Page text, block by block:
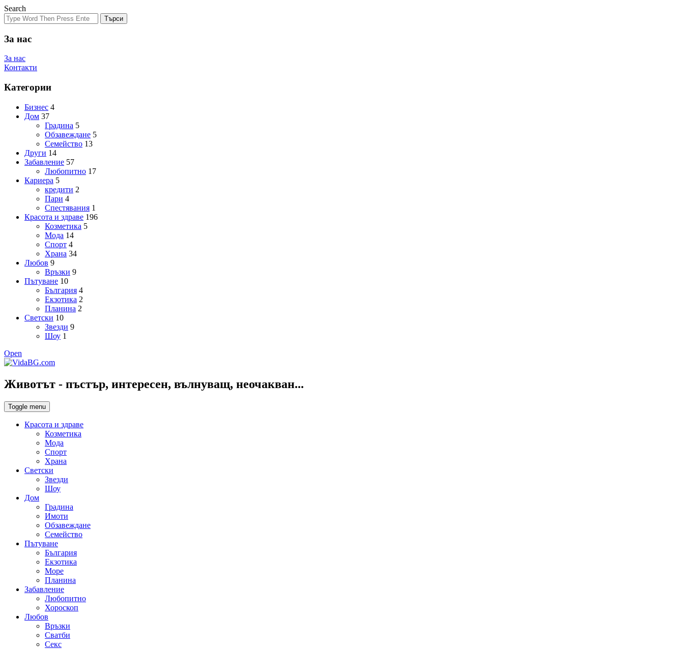
Search
Търси
За нас
За нас
Контакти
Категории
Бизнес 4
Дом 37
Градина 5
Обзавеждане 5
Семейство 13
Други 14
Забавление 57
Любопитно 17
Кариера 5
кредити 2
Пари 4
Спестявания 1
Красота и здраве 196
Козметика 5
Мода 14
Спорт 4
Храна 34
Любов 9
Връзки 9
Пътуване 10
България 4
Екзотика 2
Планина 2
Светски 10
Звезди 9
Шоу 1
Open
Животът - пъстър, интересен, вълнуващ, неочакван...
Toggle menu
Красота и здраве
Козметика
Мода
Спорт
Храна
Светски
Звезди
Шоу
Дом
Градина
Имоти
Обзавеждане
Семейство
Пътуване
България
Екзотика
Море
Планина
Забавление
Любопитно
Хороскоп
Любов
Връзки
Сватби
Секс